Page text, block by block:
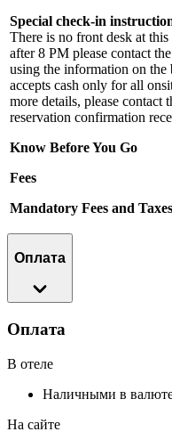
Special check-in
There is no front desk at
after 8 PM please contact
using the information on
accepts cash only for all
more details, please contact
reservation confirmation
Know Before You Go
Fees
Mandatory Fees and Taxes
Оплата
Оплата
В отеле
Наличными в
На сайте